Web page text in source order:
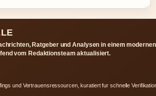
Ratgeber und Analysen in einem modernen
vom Redaktionsteam aktualisiert.
und Vertrauensressourcen, kuratiert fur schnelle